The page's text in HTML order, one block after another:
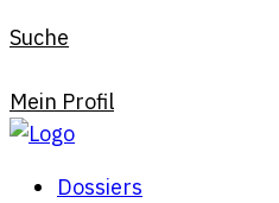
Suche
Mein Profil
Dossiers